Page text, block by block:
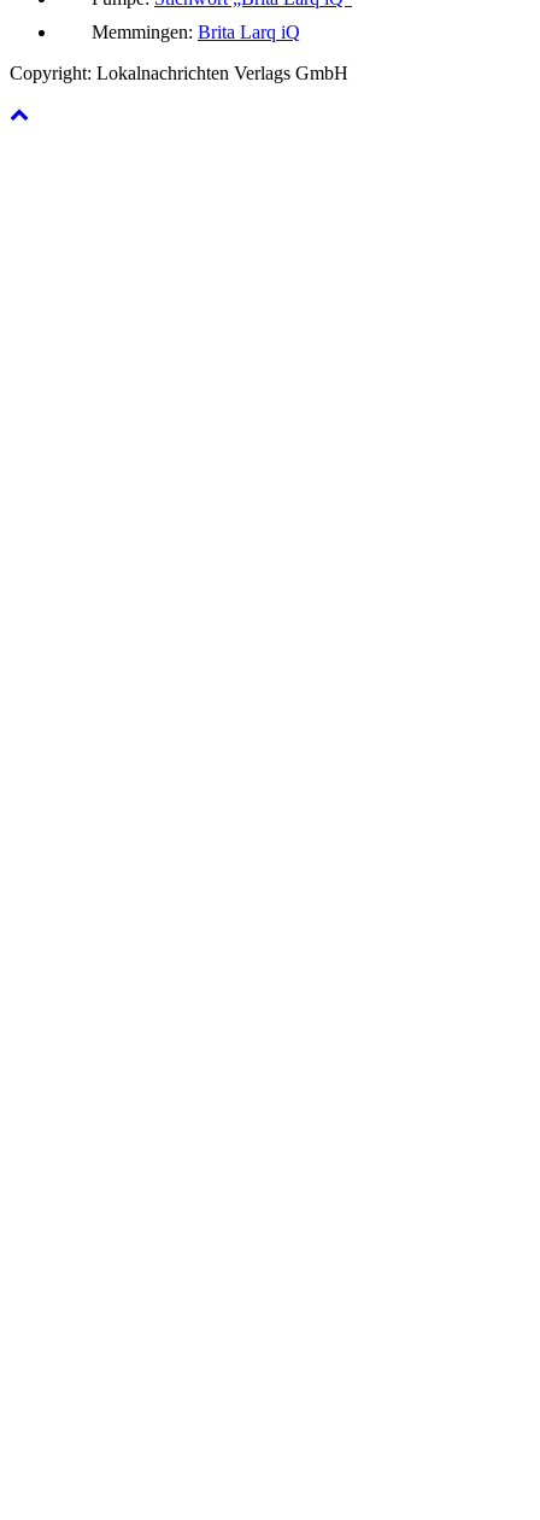
Memmingen: Brita Larq iQ
Copyright: Lokalnachrichten Verlags GmbH